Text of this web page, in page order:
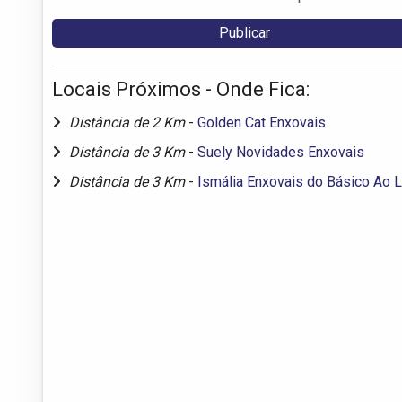
Locais Próximos - Onde Fica:
Distância de 2 Km - Golden Cat Enxovais
Distância de 3 Km - Suely Novidades Enxovais
Distância de 3 Km - Ismália Enxovais do Básico Ao